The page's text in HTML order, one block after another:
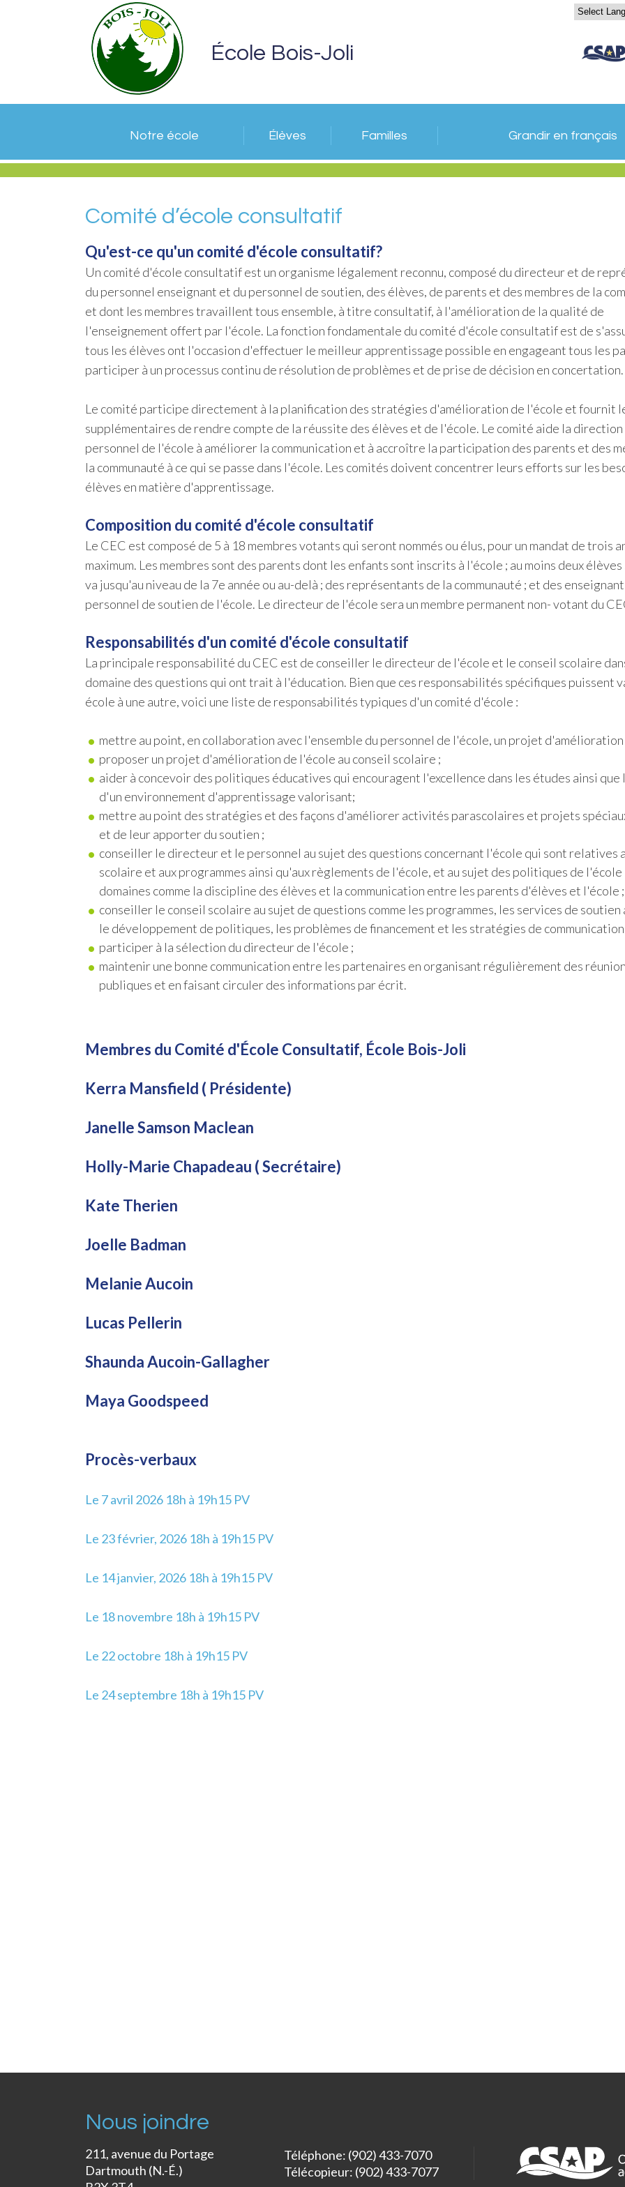
École Bois-Joli
Notre école Élèves Familles Grandir en français
Comité d’école consultatif
Qu'est-ce qu'un comité d'école consultatif?
Un comité d'école consultatif est un organisme légalement reconnu, composé du directeur et de
du personnel enseignant et du personnel de soutien, des élèves, de parents et des membres de la
et dont les membres travaillent tous ensemble, à titre consultatif, à l'amélioration de la qualité de
l'enseignement offert par l'école. La fonction fondamentale du comité d'école consultatif est de
tous les élèves ont l'occasion d'effectuer le meilleur apprentissage possible en engageant tous les
participer à un processus continu de résolution de problèmes et de prise de décision en concertation.
Le comité participe directement à la planification des stratégies d'amélioration de l'école et fournit
supplémentaires de rendre compte de la réussite des élèves et de l'école. Le comité aide la
personnel de l'école à améliorer la communication et à accroître la participation des parents et des
la communauté à ce qui se passe dans l'école. Les comités doivent concentrer leurs efforts sur les
élèves en matière d'apprentissage.
Composition du comité d'école consultatif
Le CEC est composé de 5 à 18 membres votants qui seront nommés ou élus, pour un mandat de trois
maximum. Les membres sont des parents dont les enfants sont inscrits à l'école ; au moins deux
va jusqu'au niveau de la 7e année ou au-delà ; des représentants de la communauté ; et des
personnel de soutien de l'école. Le directeur de l'école sera un membre permanent non- votant du
Responsabilités d'un comité d'école consultatif
La principale responsabilité du CEC est de conseiller le directeur de l'école et le conseil scolaire
domaine des questions qui ont trait à l'éducation. Bien que ces responsabilités spécifiques puissent
école à une autre, voici une liste de responsabilités typiques d'un comité d'école :
mettre au point, en collaboration avec l'ensemble du personnel de l'école, un projet
proposer un projet d'amélioration de l'école au conseil scolaire ;
aider à concevoir des politiques éducatives qui encouragent l'excellence dans les études ainsi que
d'un environnement d'apprentissage valorisant;
mettre au point des stratégies et des façons d'améliorer activités parascolaires et projets
et de leur apporter du soutien ;
conseiller le directeur et le personnel au sujet des questions concernant l'école qui sont relatives
scolaire et aux programmes ainsi qu'aux règlements de l'école, et au sujet des politiques de l'école
domaines comme la discipline des élèves et la communication entre les parents d'élèves et l'école ;
conseiller le conseil scolaire au sujet de questions comme les programmes, les services de soutien
le développement de politiques, les problèmes de financement et les stratégies de
participer à la sélection du directeur de l'école ;
maintenir une bonne communication entre les partenaires en organisant régulièrement des
publiques et en faisant circuler des informations par écrit.
Membres du Comité d'École Consultatif, École Bois-Joli
Kerra Mansfield ( Présidente)
Janelle Samson Maclean
Holly-Marie Chapadeau ( Secrétaire)
Kate Therien
Joelle Badman
Melanie Aucoin
Lucas Pellerin
Shaunda Aucoin-Gallagher
Maya Goodspeed
Procès-verbaux
Le 7 avril 2026 18h à 19h15 PV
Le 23 février, 2026 18h à 19h15 PV
Le 14 janvier, 2026 18h à 19h15 PV
Le 18 novembre 18h à 19h15 PV
Le 22 octobre 18h à 19h15 PV
Le 24 septembre 18h à 19h15 PV
Nous joindre
211, avenue du Portage
Dartmouth (N.-É.)
Téléphone: (902) 433-7070
Télécopieur: (902) 433-7077